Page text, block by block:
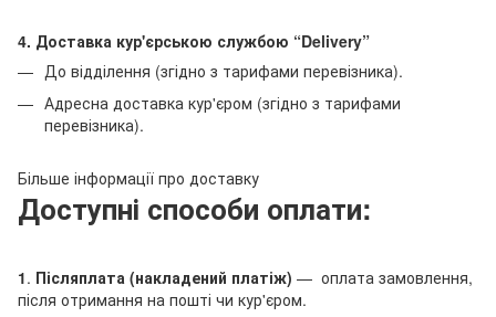
4. Доставка кур'єрською службою “Delivery”
До відділення (згідно з тарифами перевізника).
Адресна доставка кур'єром (згідно з тарифами
перевізника).
Більше інформації про доставку
Доступні способи оплати:
1. Післяплата (накладений платіж) — оплата замовлення,
після отримання на пошті чи кур'єром.